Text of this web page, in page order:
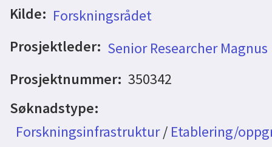
Kilde: Forskningsrådet
Prosjektleder: Senior Researcher
Prosjektnummer: 350342
Søknadstype:
Forskningsinfrastruktur/ Etablering/